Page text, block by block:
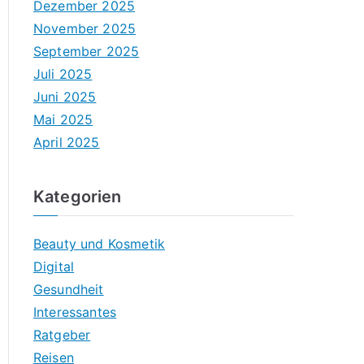
Dezember 2025
November 2025
September 2025
Juli 2025
Juni 2025
Mai 2025
April 2025
Kategorien
Beauty und Kosmetik
Digital
Gesundheit
Interessantes
Ratgeber
Reisen